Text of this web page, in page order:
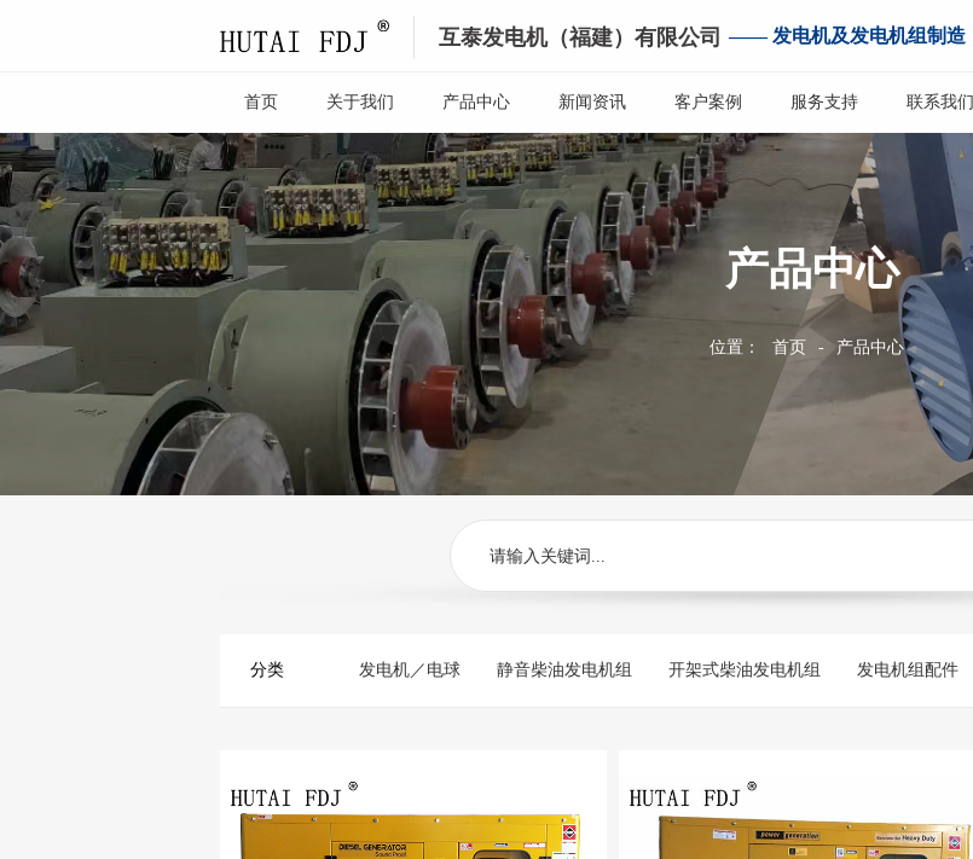
互泰发电机（福建）有限公司 —— 发电机及发电机组制造
首页 关于我们 产品中心 新闻资讯 客户案例 服务支持 联系我们
产品中心
位置： 首页 - 产品中心
分类 发电机／电球 静音柴油发电机组 开架式柴油发电机组 发电机组配件